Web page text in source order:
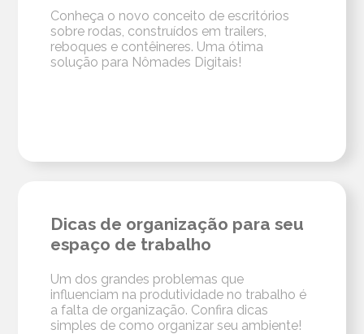
Conheça o novo conceito de escritórios
sobre rodas, construídos em trailers,
reboques e contêineres. Uma ótima
solução para Nômades Digitais!
Dicas de organização para seu
espaço de trabalho
Um dos grandes problemas que
influenciam na produtividade no trabalho é
a falta de organização. Confira dicas
simples de como organizar seu ambiente!